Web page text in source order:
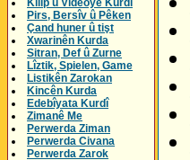
Kilîp û Vîdeoyê Kurdî
Pirs, Bersîv û Pêken
Çand huner û tişt
Xwarinên Kurda
Sitran, Def û Zurne
Lîztik, Spielen, Game
Listikên Zarokan
Kincên Kurda
Edebîyata Kurdî
Zimanê Me
Perwerda Ziman
Perwerda Civana
Perwerda Zarok